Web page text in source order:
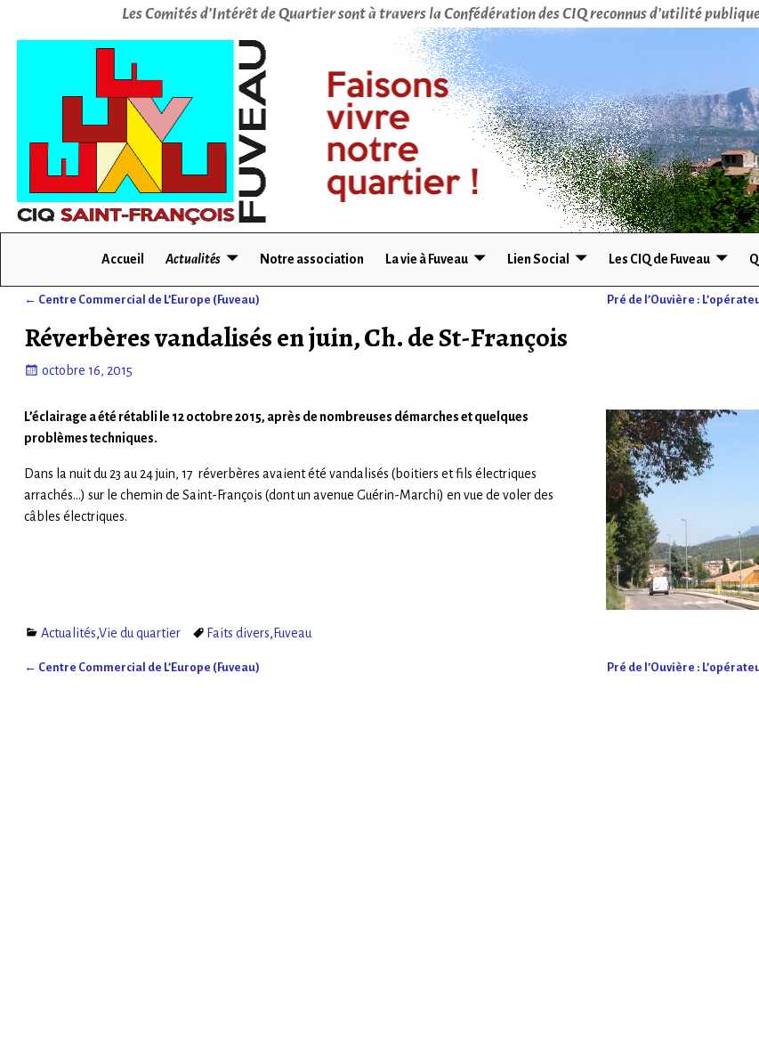
Les Comités d’Intérêt de Quartier sont à travers la Confédération des CIQ reconnus d’utilité
Accueil Actualités Notre association La vie à Fuveau Lien Social Les CIQ de Fuveau
← Centre Commercial de L’Europe (Fuveau) Pré de l’Ouvière :
Réverbères vandalisés en juin, Ch. de St-François
octobre 16, 2015
L’éclairage a été rétabli le 12 octobre 2015, après de nombreuses démarches et quelques
problèmes techniques.
Dans la nuit du 23 au 24 juin, 17 réverbères avaient été vandalisés (boitiers et fils électriques
arrachés…) sur le chemin de Saint-François (dont un avenue Guérin-Marchi) en vue de voler des
câbles électriques.
Actualités,Vie du quartier Faits divers,Fuveau
← Centre Commercial de L’Europe (Fuveau) Pré de l’Ouvière :